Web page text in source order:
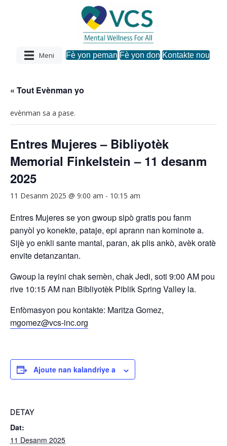
Fè yon peman Fè yon don Kontakte nou
Meni
« Tout Evènman yo
evènman sa a pase.
Entres Mujeres – Bibliyotèk
Memorial Finkelstein – 11 desanm
2025
11 Desanm 2025 @ 9:00 am - 10:15 am
Entres Mujeres se yon gwoup sipò gratis pou fanm
panyòl yo konekte, pataje, epi aprann nan kominote a.
Sijè yo enkli sante mantal, paran, ak plis ankò, avèk oratè
envite detanzantan.
Gwoup la reyini chak semèn, chak Jedi, soti 9:00 AM pou
rive 10:15 AM nan Bibliyotèk Piblik Spring Valley la.
Enfòmasyon pou kontakte: Maritza Gomez,
mgomez@vcs-inc.org
Ajoute nan kalandriye a
DETAY
Dat:
11 Desanm 2025